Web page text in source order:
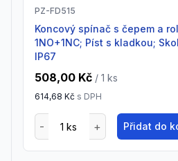
PZ-FD515
Koncový spínač s čepem a rolnou_PG 13,5; Kov;
1NO+1NC; Píst s kladkou;
IP67
508,00 Kč / 1 ks
614,68 Kč s DPH
Přidat do